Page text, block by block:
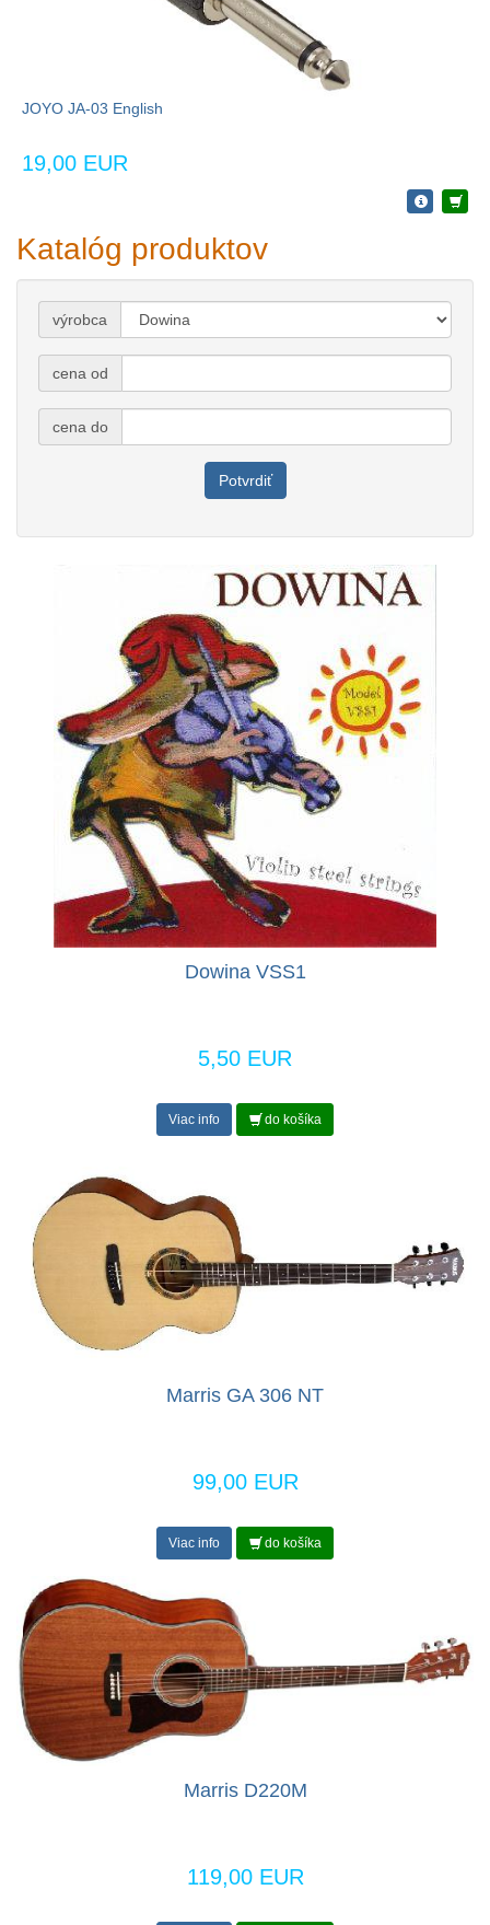
JOYO JA-03 English
19,00 EUR
Katalóg produktov
výrobca
cena od
cena do
Potvrdiť
Dowina VSS1
5,50 EUR
Viac info do košíka
Marris GA 306 NT
99,00 EUR
Viac info do košíka
Marris D220M
119,00 EUR